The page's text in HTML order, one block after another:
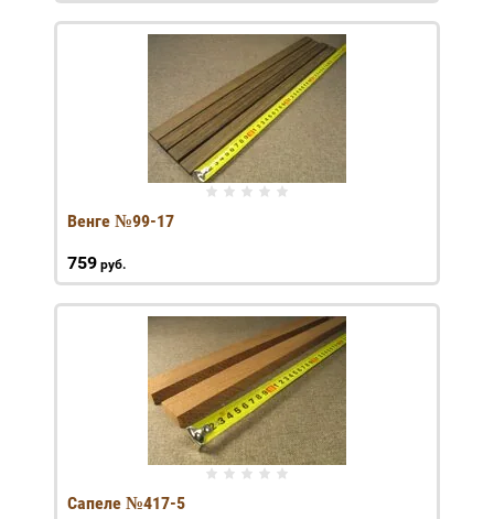
Венге №99-17
759 руб.
Сапеле №417-5